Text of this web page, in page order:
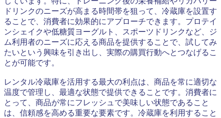
ドリンクのニーズが高まる時間帯を狙って、冷蔵庫を設置す
ることで、消費者に効果的にアプローチできます。プロテイ
ンシェイクや低糖質ヨーグルト、スポーツドリンクなど、ジ
ム利用者のニーズに応える商品を提供することで、試してみ
たいという興味を引き出し、実際の購買行動へとつなげるこ
とが可能です。
レンタル冷蔵庫を活用する最大の利点は、商品を常に適切な
温度で管理し、最適な状態で提供できることです。消費者に
とって、商品が常にフレッシュで美味しい状態であること
は、信頼感を高める重要な要素です。冷蔵庫を利用すること